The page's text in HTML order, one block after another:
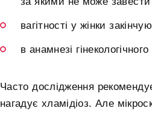
вагітності у жінки
в анамнезі
Часто дослідження
нагадує хламідіоз. Але